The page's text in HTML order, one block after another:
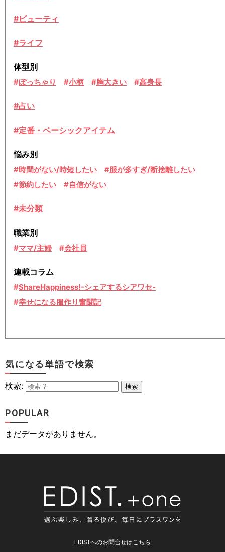
#ビューティ
#ライフ
体型別
ぽっちゃり 小柄 胸大きい 高身長
#占い
#定番・ベーシックアイテム
悩み別
時間がない/時短したい
服が多すぎ/断捨離したい
節約したい
自信がない
#未分類
職業別
ママ/主婦 会社員
連載コラム
ShareHappiness!-シェアするシアワセ-
幸せになる服作り奮闘記
気になる単語で検索
検索: 検索
POPULAR
まだデータがありません。
EDISTへのお問合せはこちら